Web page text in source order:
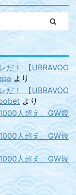
だ！ 【UBRAVOO
より
だ！ 【UBRAVOO
より
人超え、GW規
人超え、GW規
人超え、GW規